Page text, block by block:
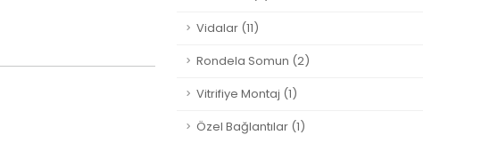
Vidalar (11)
Rondela Somun (2)
Vitrifiye Montaj (1)
Özel Bağlantılar (1)